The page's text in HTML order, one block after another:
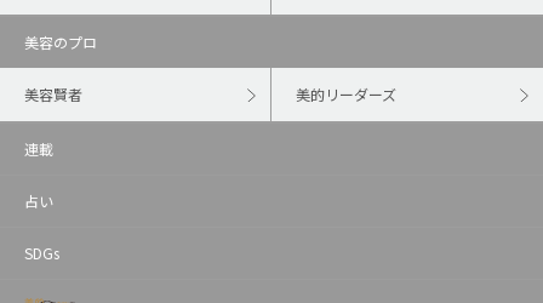
美容のプロ
美容賢者 美的リーダーズ
連載
占い
SDGs